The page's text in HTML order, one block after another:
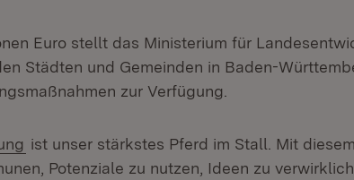
Euro stellt das Ministerium für
Städten und Gemeinden in Baden-
zur Verfügung.
(Öffnet in neuem Fenster)
ist unser stärkstes Pferd im Stall. Mit
Potenziale zu nutzen, Ideen zu